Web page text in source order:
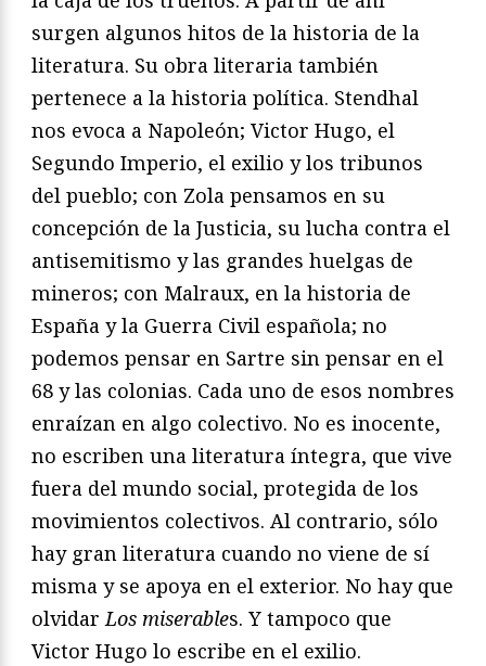
surgen algunos hitos de la historia de la
literatura. Su obra literaria también
pertenece a la historia política. Stendhal
nos evoca a Napoleón; Victor Hugo, el
Segundo Imperio, el exilio y los tribunos
del pueblo; con Zola pensamos en su
concepción de la Justicia, su lucha contra el
antisemitismo y las grandes huelgas de
mineros; con Malraux, en la historia de
España y la Guerra Civil española; no
podemos pensar en Sartre sin pensar en el
68 y las colonias. Cada uno de esos nombres
enraízan en algo colectivo. No es inocente,
no escriben una literatura íntegra, que vive
fuera del mundo social, protegida de los
movimientos colectivos. Al contrario, sólo
hay gran literatura cuando no viene de sí
misma y se apoya en el exterior. No hay que
olvidarLos miserables. Y tampoco que
Victor Hugo lo escribe en el exilio.